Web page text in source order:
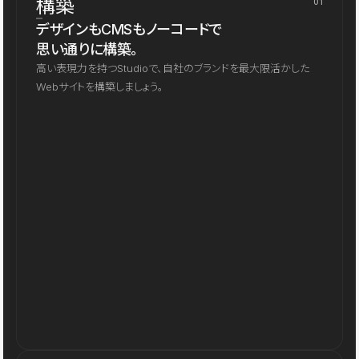
構築
デザインもCMSもノーコードで
思い通りに構築。
高い表現力を持つStudioで、自社のブランドを最大限活かした
Webサイトを構築しましょう。